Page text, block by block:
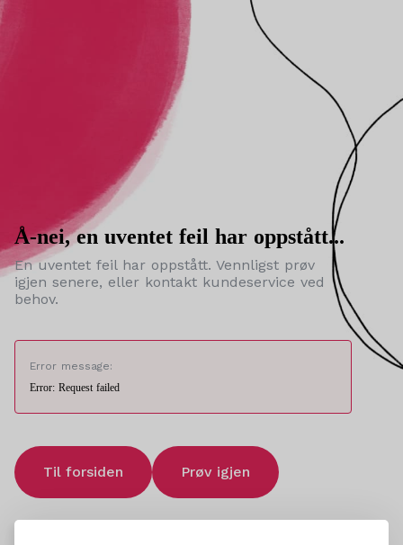
Å-nei, en uventet feil har oppstått...
En uventet feil har oppstått. Vennligst prøv
igjen senere, eller kontakt kundeservice ved
behov.
Error message:
Error: Request failed
Til forsiden Prøv igjen